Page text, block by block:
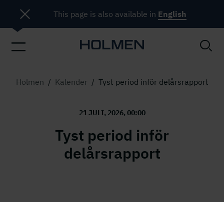
Holmen / Kalender / Tyst period inför delårsrapport
21 JULI, 2026, 00:00
Tyst period inför
delårsrapport
This page is also available in English